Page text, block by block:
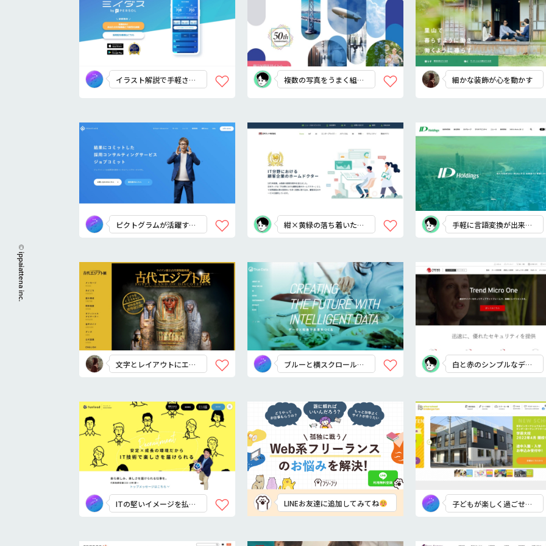
イラスト解説で手軽さが
伝わる
複数の写真をうまく組み
合わせたファーストビュ
細かな装飾が心を動かす
ピクトグラムが活躍する
サービス説明
紺×黄緑の落ち着いたデ
ザイン
手軽に言語変換が出来る
機能
文字とレイアウトにエジ
プトを感じる！
ブルーと横スクロール箇
所で先進的な雰囲気に
白と赤のシンプルなデザ
イン
ITの堅いイメージを払
拭！
LINEお友達に追加してみてね
子どもが楽しく過ごせそ
う！
© ippaiattena inc.